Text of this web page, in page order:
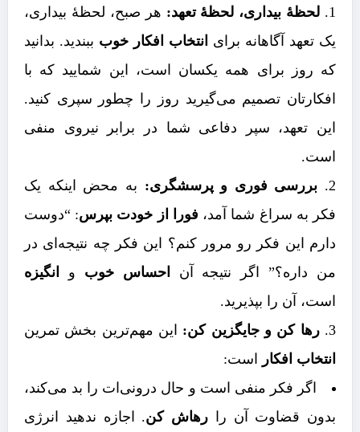
لحظۀ بیداری، لحظۀ تعهد: هر صبح، لحظۀ بیداری،
یک تعهد آگاهانه برای انتخاب افکار خوب ببندید. بدانید
که روز برای همه یکسان است، این شمایید که با
افکارتان تصمیم می‌گیرید روز را چطور سپری کنید.
این تعهد، سپر دفاعی شما در برابر نیروی منفی
است.
بررسی فوری و پرسشگری: به محض اینکه یک
فکر به سراغ شما آمد، فورا از خودت بپرس: “دوست
دارم این فکر رو مرور کنم؟ این فکر چه نتیجه‌ای در
من داره؟” اگر نتیجه آن
احساس خوب و
انگیزه
است، آن را بپذیرید.
رها کن و جایگزین کن: این مهم‌ترین بخش تمرین
انتخاب افکار
است:
اگر فکر منفی است و حال درونی‌ات را بد می‌کند،
بدون قضاوت آن را رهاش کن. اجازه ندهید انرژی